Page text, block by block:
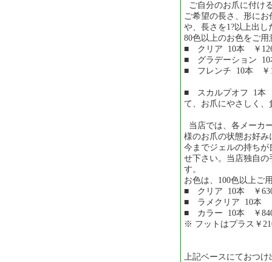
ご自分のお爪に付け
ご希望の長さ、形に
や、長さを1?以上出
80色以上のお色をご
■ クリア 10本 ￥
■ グラデーション
■ フレンチ 10本 ￥
■ スカルプオフ 1本
て、お爪にやさしく
当店では、各メーカ
様のお爪の状態お好
今までジェルの持ち
せ下さい。当店独自
す。
お色は、100色以上ご
■ クリア 10本 ￥
■ ラメクリア 10本
■ カラー 10本 ￥
※ フットはプラス￥
上記ベースにておつ